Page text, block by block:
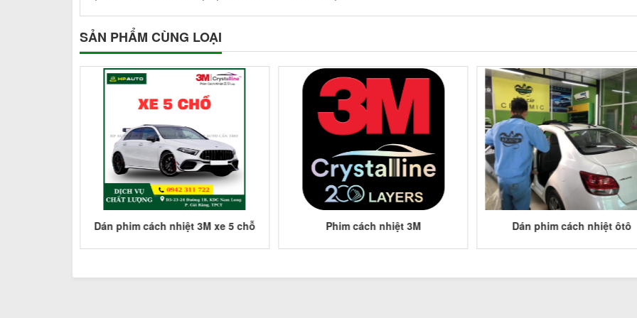
SẢN PHẨM CÙNG LOẠI
Dán phim cách nhiệt 3M xe 5 chỗ Phim cách nhiệt 3M Dán phim cách nhiệt ôtô